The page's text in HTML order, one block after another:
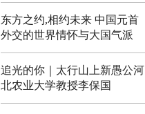
东方之约,相约未来 中国元首
外交的世界情怀与大国气派
追光的你｜太行山上新愚公河
北农业大学教授李保国